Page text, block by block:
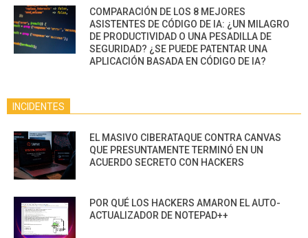
COMPARACIÓN DE LOS 8 MEJORES
ASISTENTES DE CÓDIGO DE IA: ¿UN MILAGRO
DE PRODUCTIVIDAD O UNA PESADILLA DE
SEGURIDAD? ¿SE PUEDE PATENTAR UNA
APLICACIÓN BASADA EN CÓDIGO DE IA?
INCIDENTES
EL MASIVO CIBERATAQUE CONTRA CANVAS
QUE PRESUNTAMENTE TERMINÓ EN UN
ACUERDO SECRETO CON HACKERS
POR QUÉ LOS HACKERS AMARON EL AUTO-
ACTUALIZADOR DE NOTEPAD++